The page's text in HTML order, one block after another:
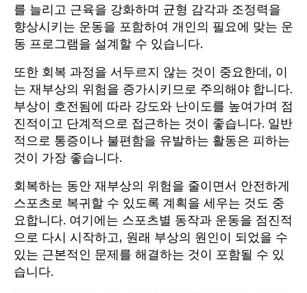
를 늘리고 근육을 강화하며 균형 감각과 조정력을
향상시키는 운동을 포함하여 개인의 필요에 맞는 운
동 프로그램을 설계할 수 있습니다.
또한 회복 과정을 서두르지 않는 것이 중요한데, 이
는 재부상의 위험을 증가시키므로 주의해야 합니다.
부상이 호전됨에 따라 강도와 난이도를 높여가며 점
진적이고 단계적으로 접근하는 것이 좋습니다. 일반
적으로 통증이나 불편함을 유발하는 활동은 피하는
것이 가장 좋습니다.
회복하는 동안 재부상의 위험을 줄이면서 안전하게
스포츠로 복귀할 수 있도록 계획을 세우는 것도 중
요합니다. 여기에는 스포츠별 동작과 운동을 점진적
으로 다시 시작하고, 원래 부상의 원인이 되었을 수
있는 근본적인 문제를 해결하는 것이 포함될 수 있
습니다.